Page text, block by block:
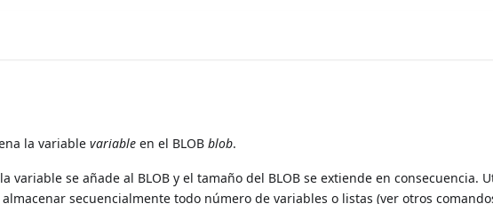
la variablevariable en el BLOBblob.
variable se añade al BLOB y el tamaño del BLOB se extiende en consecuencia.
secuencialmente todo número de variables o listas (ver otros